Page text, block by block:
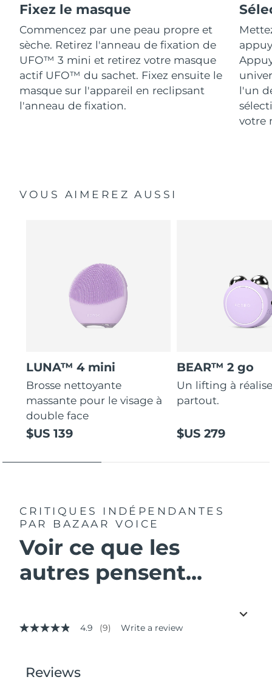
Fixez le masque
Commencez par une peau propre et
sèche. Retirez l'anneau de fixation de
UFO™ 3 mini et retirez votre masque
actif UFO™ du sachet. Fixez ensuite le
masque sur l'appareil en reclipsant
l'anneau de fixation.
l'un
votre
VOUS AIMEREZ AUSSI
LUNA™ 4 mini
Brosse nettoyante
massante pour le visage à
double face
$US 139
BEAR™ 2 go
Un lifting à
partout.
$US 279
CRITIQUES INDÉPENDANTES
PAR BAZAAR VOICE
Voir ce que les
autres pensent...
4.9
stars,
average
4.9 (9) Write a review